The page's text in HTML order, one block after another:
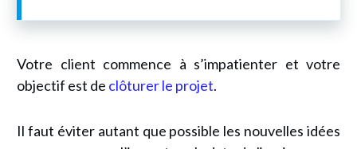
Votre client commence à s’impatienter et votre
objectif est de clôturer le projet.
Il faut éviter autant que possible les nouvelles idées